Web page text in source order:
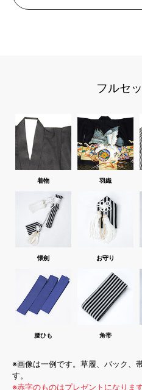
フルセ
着物 羽織
懐劍 お守り
腰ひも 角帯
※画像は一例です。草履、バック、
す。
※赤字のものはプレゼントになりま